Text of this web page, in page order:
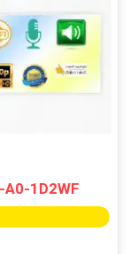
A0-1D2WF